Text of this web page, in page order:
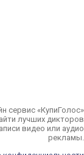
сервис «КупиГолос»
лучших дикторов
видео или аудио
рекламы.